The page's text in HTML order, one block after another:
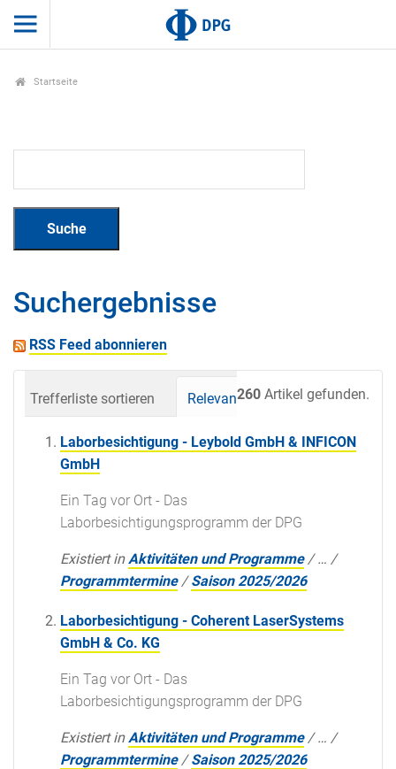
Startseite
Suchergebnisse
RSS Feed abonnieren
260 Artikel gefunden.
Trefferliste sortieren Relevanz Datum
Laborbesichtigung - Leybold GmbH & INFICON
GmbH
Ein Tag vor Ort - Das
Laborbesichtigungsprogramm der DPG
Existiert in Aktivitäten und Programme /… /
Programmtermine /Saison 2025/2026
Laborbesichtigung - Coherent LaserSystems
GmbH & Co. KG
Ein Tag vor Ort - Das
Laborbesichtigungsprogramm der DPG
Existiert in Aktivitäten und Programme /… /
Programmtermine /Saison 2025/2026